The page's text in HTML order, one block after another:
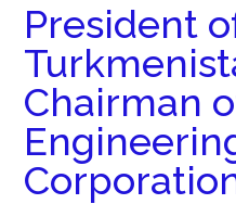
President
Chairman